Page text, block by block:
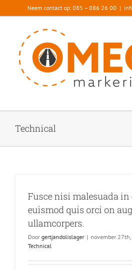
naar
Neem contact op: 085 – 086 26 00 |
Technical
Fusce nisi malesuada
euismod quis orci on
ullamcorpers.
Door gertjandolislager | november
Technical